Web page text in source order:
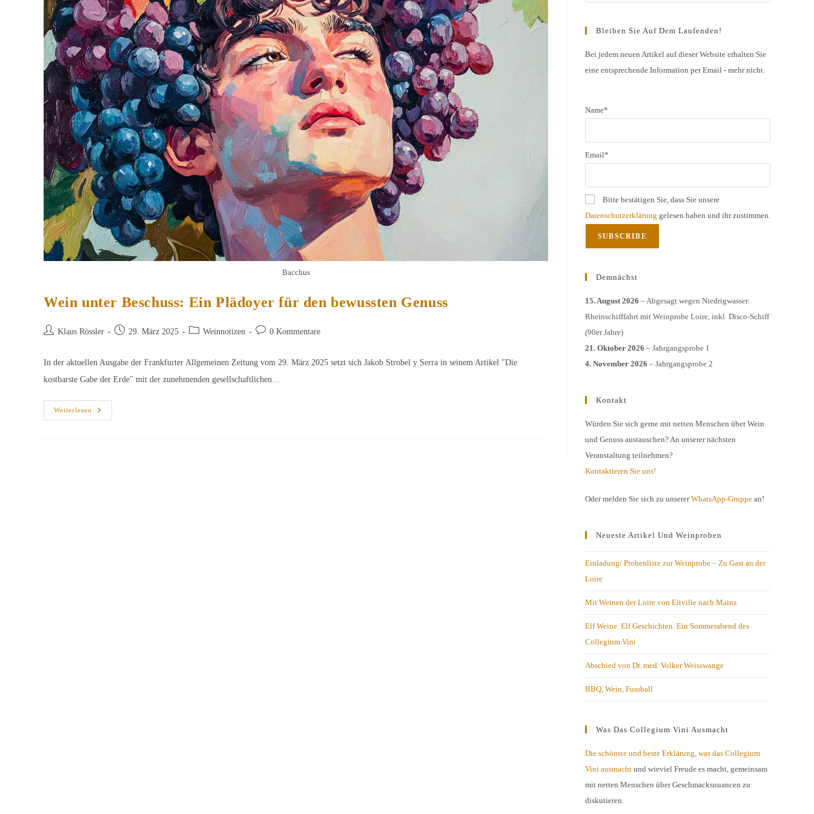
Bacchus
Wein unter Beschuss: Ein Plädoyer für den bewussten Genuss
Beitrags-Klaus Rössler
Beitrag29. März 2025
Beitrags-
Weinnotizen
Beitrags-0 Kommentare
In der aktuellen Ausgabe der Frankfurter Allgemeinen Zeitung vom 29. März 2025 setzt sich Jakob Strobel y Serra in seinem Artikel "Die
kostbarste Gabe der Erde" mit der zunehmenden gesellschaftlichen…
Weiterlesen
Wein
Unter
Escape
Bleiben Sie Auf Dem Laufenden!
Bei jedem neuen Artikel auf dieser Website erhalten Sie
eine entsprechende Information per Email - mehr nicht.
Name*
Email*
Bitte bestätigen Sie, dass Sie unsere
Datenschutzerklärung gelesen haben und ihr zustimmen.
Demnächst
15. August 2026 – Abgesagt wegen Niedrigwasser:
Rheinschifffahrt mit Weinprobe Loire, inkl. Disco-Schiff
(90er Jahre)
21. Oktober 2026 – Jahrgangsprobe 1
4. November 2026 – Jahrgangsprobe 2
Kontakt
Würden Sie sich gerne mit netten Menschen über Wein
und Genuss austauschen? An unserer nächsten
Veranstaltung teilnehmen?
Kontaktieren Sie uns!
Oder melden Sie sich zu unsererWhatsApp-Gruppe an!
Neueste Artikel Und Weinproben
Einladung/ Probenliste zur Weinprobe – Zu Gast an der
Loire
Mit Weinen der Loire von Eltville nach Mainz
Elf Weine. Elf Geschichten. Ein Sommerabend des
Collegium Vini
Abschied von Dr. med. Volker Weisswange
BBQ, Wein, Fussball
Was Das Collegium Vini Ausmacht
Die schönste und beste Erklärung, was das Collegium
Vini ausmacht und wieviel Freude es macht, gemeinsam
mit netten Menschen über Geschmacksnuancen zu
diskutieren.